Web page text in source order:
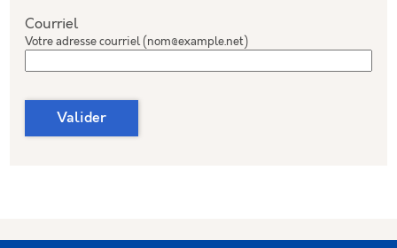
Courriel
Votre adresse courriel (nom@example.net)
Valider